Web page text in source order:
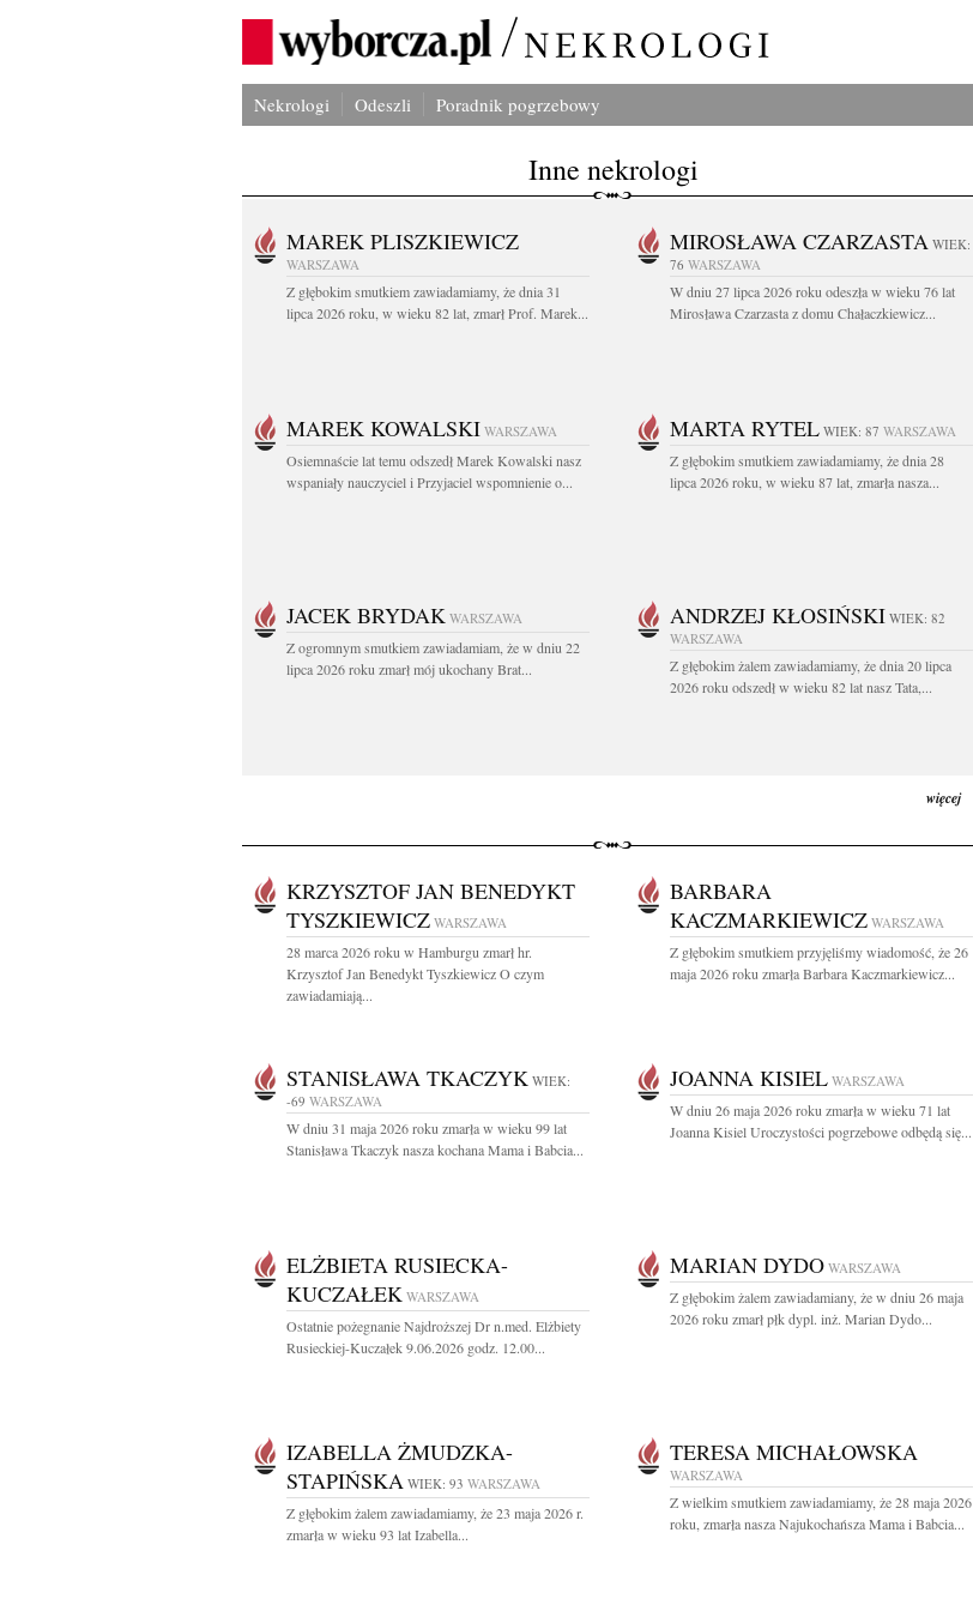
Nekrologi Odeszli Poradnik pogrzebowy
Inne nekrologi
MAREK PLISZKIEWICZ
WARSZAWA
Z głębokim smutkiem zawiadamiamy, że dnia 31
lipca 2026 roku, w wieku 82 lat, zmarł Prof. Marek...
MIROSŁAWA CZARZASTA WIEK:
76 WARSZAWA
W dniu 27 lipca 2026 roku odeszła w wieku 76 lat
Mirosława Czarzasta z domu Chałaczkiewicz...
MAREK KOWALSKI WARSZAWA
Osiemnaście lat temu odszedł Marek Kowalski nasz
wspaniały nauczyciel i Przyjaciel wspomnienie o...
MARTA RYTEL WIEK: 87 WARSZAWA
Z głębokim smutkiem zawiadamiamy, że dnia 28
lipca 2026 roku, w wieku 87 lat, zmarła nasza...
JACEK BRYDAK WARSZAWA
Z ogromnym smutkiem zawiadamiam, że w dniu 22
lipca 2026 roku zmarł mój ukochany Brat...
ANDRZEJ KŁOSIŃSKI WIEK: 82
WARSZAWA
Z głębokim żalem zawiadamiamy, że dnia 20 lipca
2026 roku odszedł w wieku 82 lat nasz Tata,...
więcej
KRZYSZTOF JAN BENEDYKT
TYSZKIEWICZ WARSZAWA
28 marca 2026 roku w Hamburgu zmarł hr.
Krzysztof Jan Benedykt Tyszkiewicz O czym
zawiadamiają...
BARBARA
KACZMARKIEWICZ WARSZAWA
Z głębokim smutkiem przyjęliśmy wiadomość, że 26
maja 2026 roku zmarła Barbara Kaczmarkiewicz...
STANISŁAWA TKACZYK WIEK:
-69 WARSZAWA
W dniu 31 maja 2026 roku zmarła w wieku 99 lat
Stanisława Tkaczyk nasza kochana Mama i Babcia...
JOANNA KISIEL WARSZAWA
W dniu 26 maja 2026 roku zmarła w wieku 71 lat
Joanna Kisiel Uroczystości pogrzebowe odbędą się...
ELŻBIETA RUSIECKA-
KUCZAŁEK WARSZAWA
Ostatnie pożegnanie Najdroższej Dr n.med. Elżbiety
Rusieckiej-Kuczałek 9.06.2026 godz. 12.00...
MARIAN DYDO WARSZAWA
Z głębokim żalem zawiadamiany, że w dniu 26 maja
2026 roku zmarł płk dypl. inż. Marian Dydo...
IZABELLA ŻMUDZKA-
STAPIŃSKA WIEK: 93 WARSZAWA
Z głębokim żalem zawiadamiamy, że 23 maja 2026 r.
zmarła w wieku 93 lat Izabella...
TERESA MICHAŁOWSKA
WARSZAWA
Z wielkim smutkiem zawiadamiamy, że 28 maja 2026
roku, zmarła nasza Najukochańsza Mama i Babcia...